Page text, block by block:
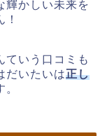
輝かしい未来を
ていう口コミも
だいたいは正し